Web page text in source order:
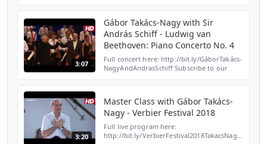
Lleida) Video: Maldito St...
3:07
Gábor Takács-Nagy with Sir
András Schiff - Ludwig van
Beethoven: Piano Concerto No. 4
Full concert here: http://bit.ly/GáborTakács-
NagyAndAndrasSchiff Subscribe to our
3:20
Master Class with Gábor Takács-
Nagy - Verbier Festival 2018
Full live program here:
http://bit.ly/